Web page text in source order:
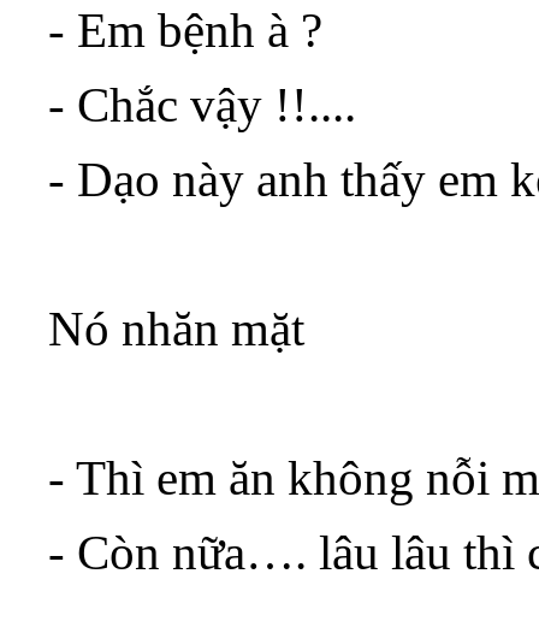
- Em bệnh à ?
- Chắc vậy !!....
- Dạo này anh thấy em
Nó nhăn mặt
- Thì em ăn không nỗi
- Còn nữa…. lâu lâu thì